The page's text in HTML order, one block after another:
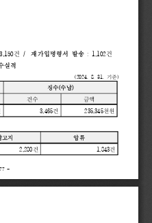
77 -
3,150건 / 재가입명령서 발송 : 1,102건
실적
(2024. 8. 31. 기준)
징수(수납)
건수
금액
3,465건 235,345천원
고지
압류
2,280건 1,843건